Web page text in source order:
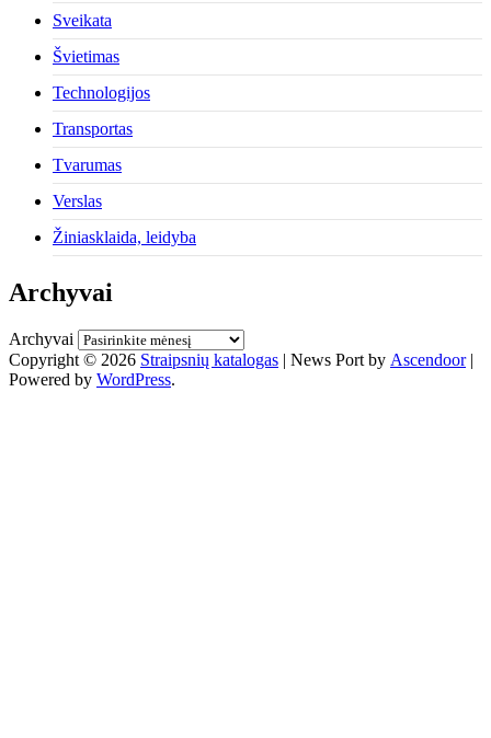
Sveikata
Švietimas
Technologijos
Transportas
Tvarumas
Verslas
Žiniasklaida, leidyba
Archyvai
Archyvai
Copyright © 2026 Straipsnių katalogas | News Port by Ascendoor|
Powered by WordPress.